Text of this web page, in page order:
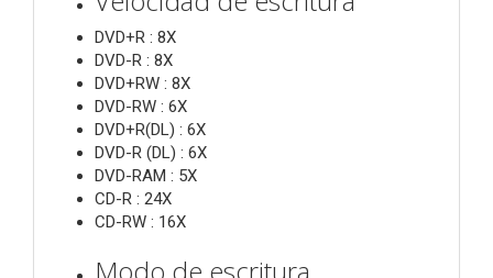
DVD+R : 8X
DVD-R : 8X
DVD+RW : 8X
DVD-RW : 6X
DVD+R(DL) : 6X
DVD-R (DL) : 6X
DVD-RAM : 5X
CD-R : 24X
CD-RW : 16X